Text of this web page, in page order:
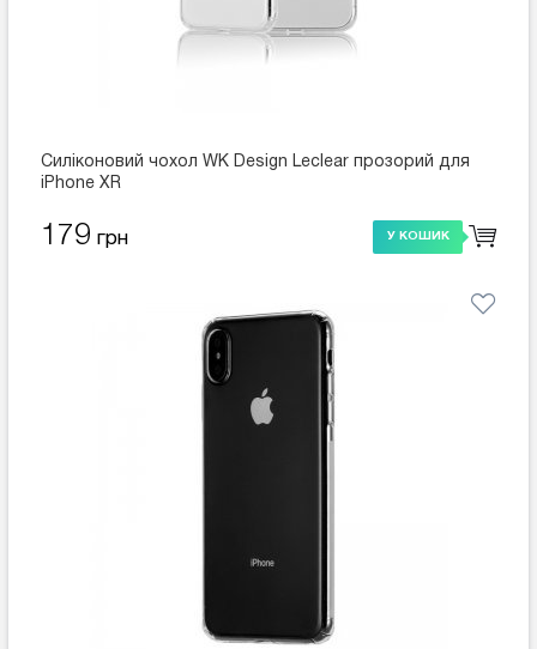
Силіконовий чохол WK Design Leclear прозорий для
iPhone XR
179 грн У КОШИК